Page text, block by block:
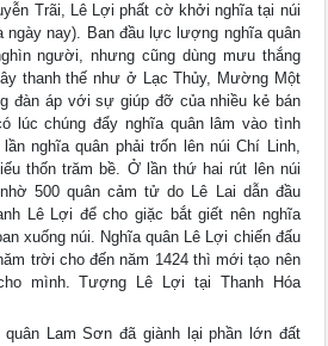
Trãi, Lê Lợi phất cờ khởi nghĩa tại núi
ngày nay). Ban đầu lực lượng nghĩa quân
người, nhưng cũng dùng mưu thắng
thanh thế như ở Lạc Thủy, Mường Một
đàn áp với sự giúp đỡ của nhiều kẻ bán
lúc chúng đẩy nghĩa quân lâm vào tình
nghĩa quân phải trốn lên núi Chí Linh,
thốn trăm bề. Ở lần thứ hai rút lên núi
500 quân cảm tử do Lê Lai dẫn đầu
Lê Lợi để cho giặc bắt giết nên nghĩa
xuống núi. Nghĩa quân Lê Lợi chiến đấu
trời cho đến năm 1424 thì mới tạo nên
mình. Tượng Lê Lợi tại Thanh Hóa
Lam Sơn đã giành lại phần lớn đất